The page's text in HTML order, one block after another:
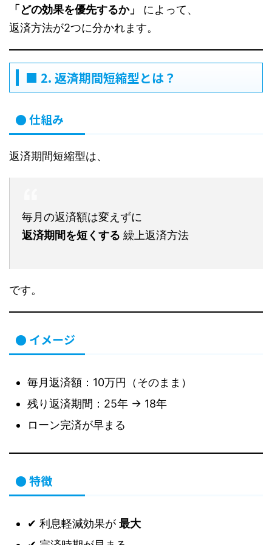
「どの効果を優先するか」
によって、
返済方法が2つに分かれます。
■ 2. 返済期間短縮型とは？
● 仕組み
返済期間短縮型は、
毎月の返済額は変えずに
返済期間を短くする 繰上返済方法
です。
● イメージ
毎月返済額：10万円（そのまま）
残り返済期間：25年 → 18年
ローン完済が早まる
● 特徴
✔ 利息軽減効果が 最大